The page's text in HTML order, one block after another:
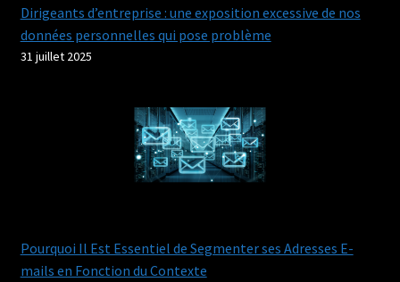
Dirigeants d’entreprise : une exposition excessive de nos
données personnelles qui pose problème
31 juillet 2025
Pourquoi Il Est Essentiel de Segmenter ses Adresses E-
mails en Fonction du Contexte